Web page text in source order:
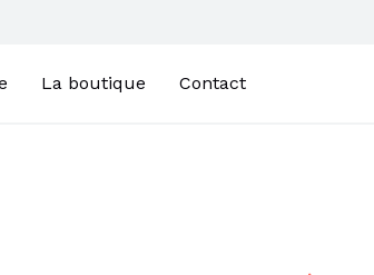
La boutique Contact